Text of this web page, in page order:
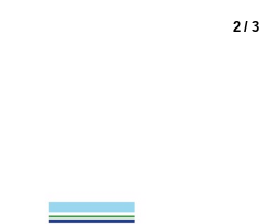
2 / 3